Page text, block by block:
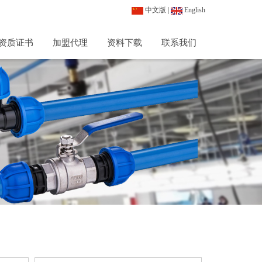
质证书 加盟代理 资料下载 联系我们
中文版 English